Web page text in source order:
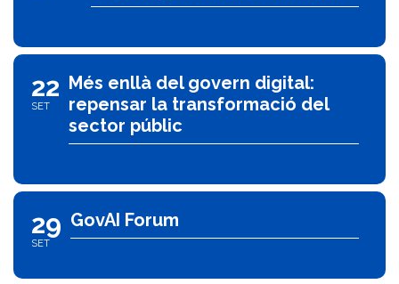
22
SET
Més enllà del govern digital:
repensar la transformació del
sector públic
29
SET
GovAI Forum